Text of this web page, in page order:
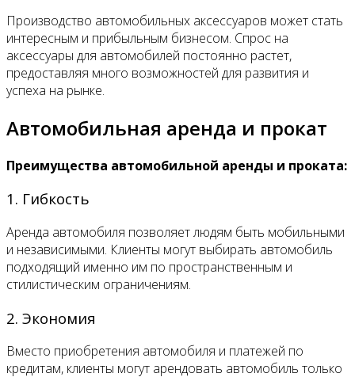
Производство автомобильных аксессуаров может стать
интересным и прибыльным бизнесом. Спрос на
аксессуары для автомобилей постоянно растет,
предоставляя много возможностей для развития и
успеха на рынке.
Автомобильная аренда и прокат
Преимущества автомобильной аренды и проката:
1. Гибкость
Аренда автомобиля позволяет людям быть мобильными
и независимыми. Клиенты могут выбирать автомобиль
подходящий именно им по пространственным и
стилистическим ограничениям.
2. Экономия
Вместо приобретения автомобиля и платежей по
кредитам, клиенты могут арендовать автомобиль только